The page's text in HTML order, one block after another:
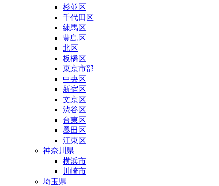
杉並区
千代田区
練馬区
豊島区
北区
板橋区
東京市部
中央区
新宿区
文京区
渋谷区
台東区
墨田区
江東区
神奈川県
横浜市
川崎市
埼玉県